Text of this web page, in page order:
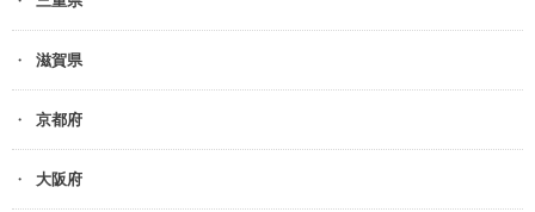
滋賀県
京都府
大阪府